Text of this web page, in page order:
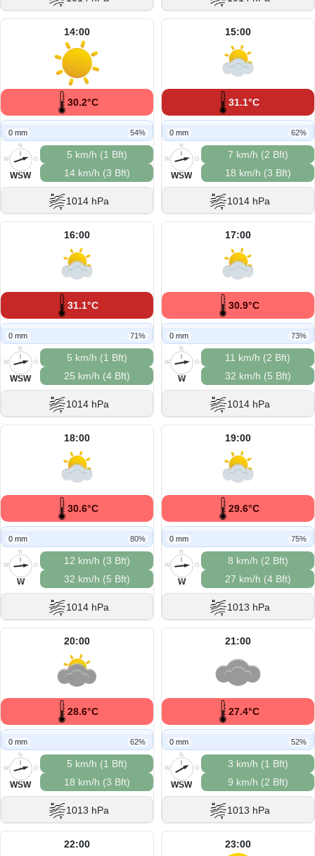
14:00
30.2°C
0 mm 54%
N
O
S
W
WSW
5 km/h (1 Bft)
14 km/h (3 Bft)
1014 hPa
15:00
31.1°C
0 mm 62%
N
O
S
W
WSW
7 km/h (2 Bft)
18 km/h (3 Bft)
1014 hPa
16:00
31.1°C
0 mm 71%
N
O
S
W
WSW
5 km/h (1 Bft)
25 km/h (4 Bft)
1014 hPa
17:00
30.9°C
0 mm 73%
N
O
S
W
W
11 km/h (2 Bft)
32 km/h (5 Bft)
1014 hPa
18:00
30.6°C
0 mm 80%
N
O
S
W
W
12 km/h (3 Bft)
32 km/h (5 Bft)
1014 hPa
19:00
29.6°C
0 mm 75%
N
O
S
W
W
8 km/h (2 Bft)
27 km/h (4 Bft)
1013 hPa
20:00
28.6°C
0 mm 62%
N
O
S
W
WSW
5 km/h (1 Bft)
18 km/h (3 Bft)
1013 hPa
21:00
27.4°C
0 mm 52%
N
O
S
W
WSW
3 km/h (1 Bft)
9 km/h (2 Bft)
1013 hPa
22:00 23:00